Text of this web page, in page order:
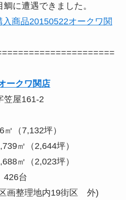
に遭遇できました。
ークワ関店
笠屋161-2
7,132坪）
㎡（2,644坪）
㎡（2,023坪）
台
画整理地内19街区 外)